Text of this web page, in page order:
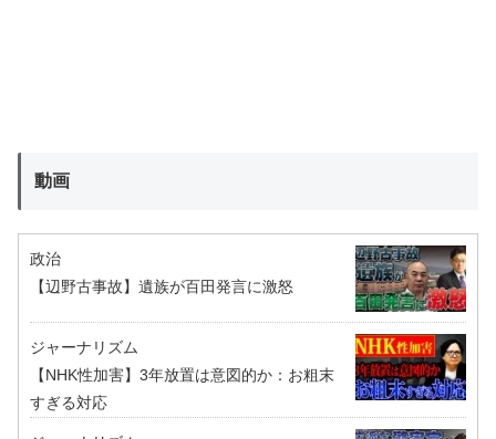
動画
政治
【辺野古事故】遺族が百田発言に激怒
ジャーナリズム
【NHK性加害】3年放置は意図的か：お粗末
すぎる対応